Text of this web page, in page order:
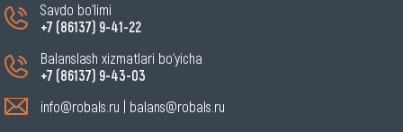
Savdo bo‘limi
+7 (86137) 9-41-22
Balanslash xizmatlari bo‘yicha
+7 (86137) 9-43-03
info@robals.ru
balans@robals.ru